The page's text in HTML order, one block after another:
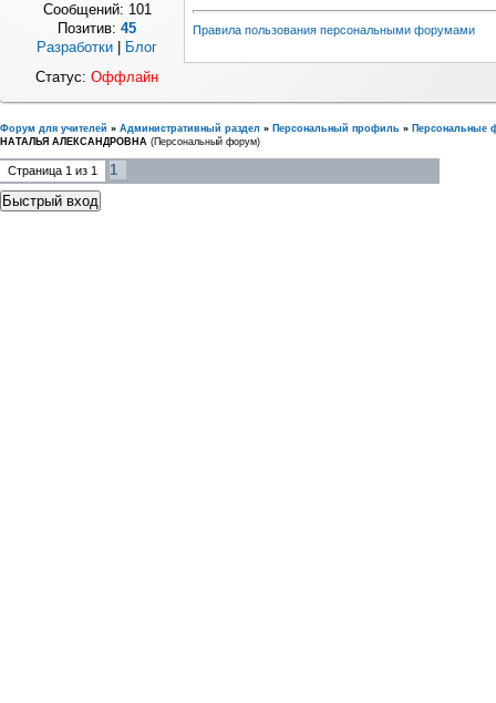
Сообщений: 101
Позитив:45
Разработки
Блог
Правила пользования персональными форумами
Статус:Оффлайн
Форум для учителей » Административный раздел » Персональный профиль » Персональные
НАТАЛЬЯ АЛЕКСАНДРОВНА (Персональный форум)
Страница 1 из 1 1